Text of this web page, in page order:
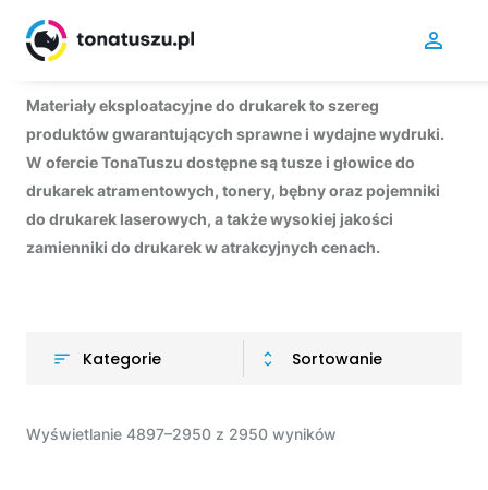
Materiały eksploatacyjne do drukarek to szereg
produktów gwarantujących sprawne i wydajne wydruki.
W ofercie TonaTuszu dostępne są tusze i głowice do
drukarek atramentowych, tonery, bębny oraz pojemniki
do drukarek laserowych, a także wysokiej jakości
zamienniki do drukarek w atrakcyjnych cenach.
Kategorie Sortowanie
Wyświetlanie 4897–2950 z 2950 wyników